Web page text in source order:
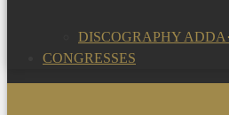
DISCOGRAPHY
CONGRESSES